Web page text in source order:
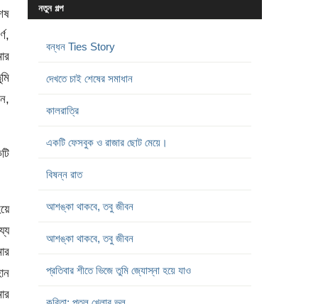
নতুন গল্প
বন্ধন Ties Story
দেখতে চাই শেষের সমাধান
কালরাত্রি
একটি ফেসবুক ও রাজার ছোট মেয়ে।
বিষন্ন রাত
আশঙ্কা থাকবে, তবু জীবন
আশঙ্কা থাকবে, তবু জীবন
প্রতিবার শীতে ভিজে তুমি জ্যোস্না হয়ে যাও